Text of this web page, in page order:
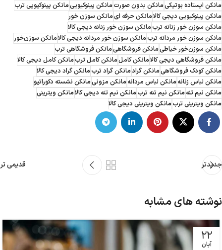
مانکن ایستاده بوتیکیمانکن بدون صورتمانکن پینوکیوییمانکن پینوکیویی ترب
مانکن پینوکیویی دیجی کالامانکن حرفه ایمانکن سوزن خور
مانکن سوزن خور زنانه تربمانکن سوزن خور زنانه دیجی کالا
مانکن سوزن خور مردانه تربمانکن سوزن خور مردانه دیجی کالامانکن سوزن‌خور
مانکن سوزن‌خور خیاطیمانکن فروشگاهیمانکن فروشگاهی ترب
مانکن فروشگاهی دیجی کالامانکن کاملمانکن کامل تربمانکن کامل دیجی کالا
مانکن کودک فروشگاهیمانکن گرادمانکن گراد تربمانکن گراد دیجی کالا
مانکن لباس زنانهمانکن لباس مردانهمانکن مزونیمانکن نشسته دکوراتیو
مانکن نیم تنهمانکن نیم تنه تربمانکن نیم تنه دیجی کالامانکن ویترینی
مانکن ویترینی تربمانکن ویترینی دیجی کالا
جدیدتر قدیمی تر
نوشته های مشابه
22
آبان